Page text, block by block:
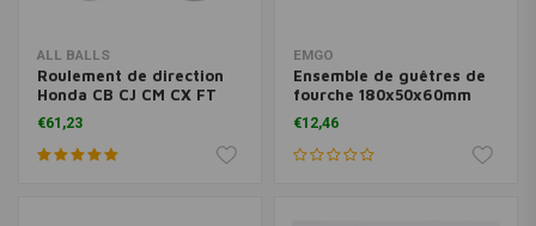
ALL BALLS
Roulement de direction
Honda CB CJ CM CX FT
SXZ VT XBR XL
€61,23
EMGO
Ensemble de guêtres de
fourche 180x50x60mm
Honda CB550 CL350
CB750 CB / CL450
€12,46